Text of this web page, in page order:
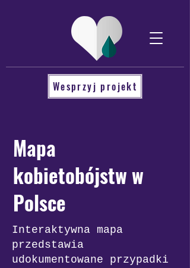
Wesprzyj projekt
Mapa
kobietobójstw w
Polsce
Interaktywna mapa
przedstawia
udokumentowane przypadki